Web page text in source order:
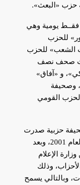
حزب «البعث».
واحدة فقــط يومية وهي
للحزب
الشعب» للحزب
صحف نصف
و «آفاق»
وصحيفة
القومي
حزبية صدرت
عن «حزب الوحدويين الاشتراكيين» في العام 2001، وبعد
الإعلام
وذلك
وبالتالي يسمح